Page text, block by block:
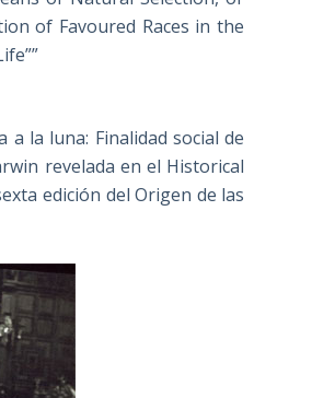
of Favoured Races in the
a la luna: Finalidad social de
revelada en el Historical
edición del Origen de las